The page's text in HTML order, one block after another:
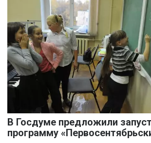
В Госдуме предложили
программу